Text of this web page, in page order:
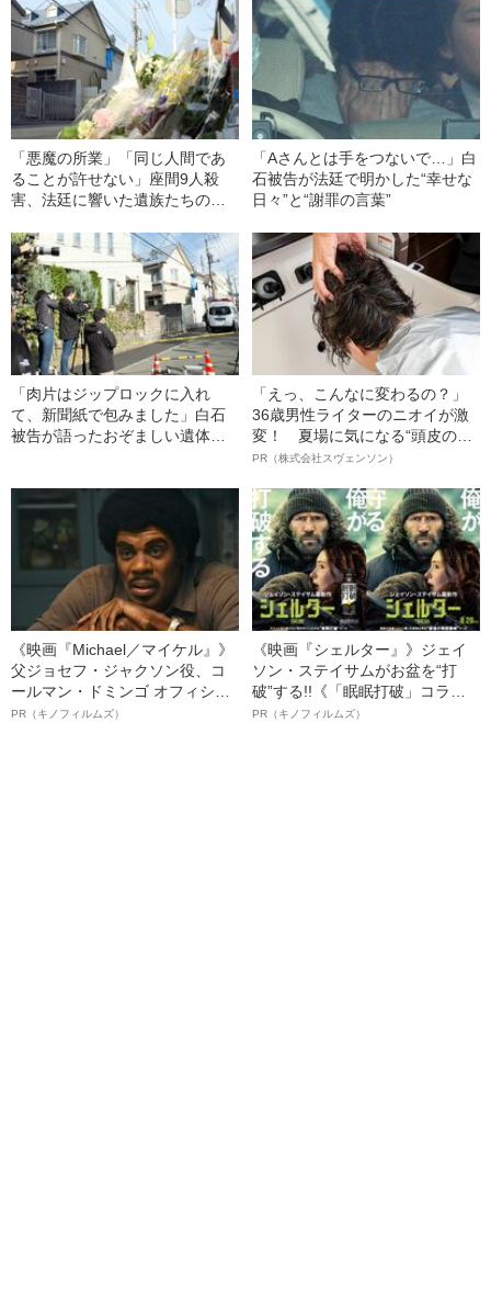
「悪魔の所業」「同じ人間であ
ることが許せない」座間9人殺
害、法廷に響いた遺族たちの涙
「Aさんとは手をつないで…」白
石被告が法廷で明かした“幸せな
日々”と“謝罪の言葉”
「肉片はジップロックに入れ
て、新聞紙で包みました」白石
被告が語ったおぞましい遺体解
「えっ、こんなに変わるの？」
36歳男性ライターのニオイが激
変！ 夏場に気になる“頭皮のニ
オイ”や“ベタつき”を解消す
ト”が生み出した徹底ケアとは
PR（株式会社スヴェンソン）
《映画『Michael／マイケル』》
父ジョセフ・ジャクソン役、コ
ールマン・ドミンゴ オフィシャ
ルインタビュー“観客を魅了した
PR（キノフィルムズ）
《映画『シェルター』》ジェイ
ソン・ステイサムがお盆を“打
破”する!!《「眠眠打破」コラ
ボ》
PR（キノフィルムズ）